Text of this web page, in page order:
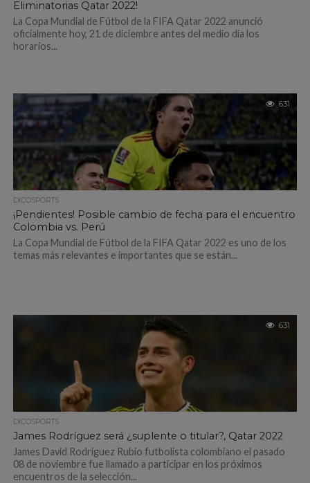
Eliminatorias Qatar 2022!
La Copa Mundial de Fútbol de la FIFA Qatar 2022 anunció
oficialmente hoy, 21 de diciembre antes del medio día los
horarios...
631
DICOSPORTS
¡Pendientes! Posible cambio de fecha para el encuentro
Colombia vs. Perú
La Copa Mundial de Fútbol de la FIFA Qatar 2022 es uno de los
temas más relevantes e importantes que se están...
631
DICOSPORTS
James Rodríguez será ¿suplente o titular?, Qatar 2022
James David Rodríguez Rubio futbolista colombiano el pasado
08 de noviembre fue llamado a participar en los próximos
encuentros de la selección...